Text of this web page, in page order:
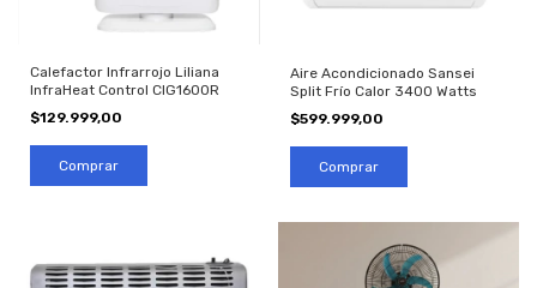
Calefactor Infrarrojo Liliana
InfraHeat Control CIG1600R
$129.999,00
Aire Acondicionado Sansei
Split Frío Calor 3400 Watts
$599.999,00